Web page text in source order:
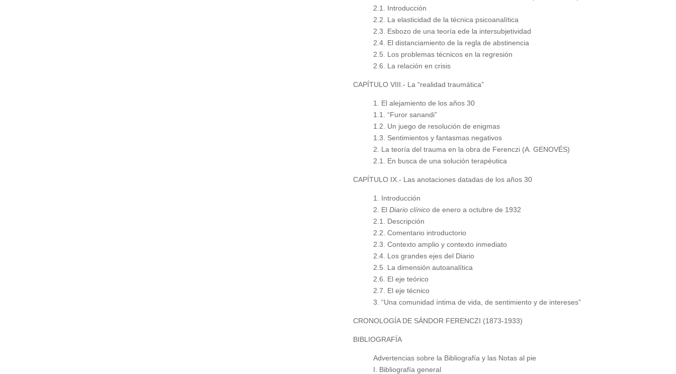
2.1. Introducción
2.2. La elasticidad de la técnica psicoanalítica
2.3. Esbozo de una teoría ede la intersubjetividad
2.4. El distanciamiento de la regla de abstinencia
2.5. Los problemas técnicos en la regresión
2.6. La relación en crisis
CAPÍTULO VIII.- La “realidad traumática”
1. El alejamiento de los años 30
1.1. “Furor sanandi”
1.2. Un juego de resolución de enigmas
1.3. Sentimientos y fantasmas negativos
2. La teoría del trauma en la obra de Ferenczi (A. GENOVÉS)
2.1. En busca de una solución terapéutica
CAPÍTULO IX.- Las anotaciones datadas de los años 30
1. Introducción
2. El Diario clínicode enero a octubre de 1932
2.1. Descripción
2.2. Comentario introductorio
2.3. Contexto amplio y contexto inmediato
2.4. Los grandes ejes del Diario
2.5. La dimensión autoanalítica
2.6. El eje teórico
2.7. El eje técnico
3. “Una comunidad íntima de vida, de sentimiento y de intereses”
CRONOLOGÍA DE SÁNDOR FERENCZI (1873-1933)
BIBLIOGRAFÍA
Advertencias sobre la Bibliografía y las Notas al pie
I. Bibliografía general